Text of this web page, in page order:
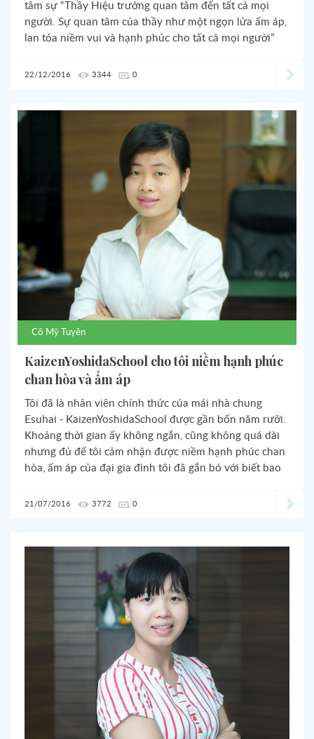
tâm sự “Thầy Hiệu trưởng quan tâm đến tất cả mọi
người. Sự quan tâm của thầy như một ngọn lửa ấm áp,
lan tỏa niềm vui và hạnh phúc cho tất cả mọi người”
22/12/2016 3344 0
Cô Mỹ Tuyên
KaizenYoshidaSchool cho tôi niềm hạnh phúc
chan hòa và ấm áp
Tôi đã là nhân viên chính thức của mái nhà chung
Esuhai - KaizenYoshidaSchool được gần bốn năm rưỡi.
Khoảng thời gian ấy không ngắn, cũng không quá dài
nhưng đủ để tôi cảm nhận được niềm hạnh phúc chan
hòa, ấm áp của đại gia đình tôi đã gắn bó với biết bao
21/07/2016 3772 0